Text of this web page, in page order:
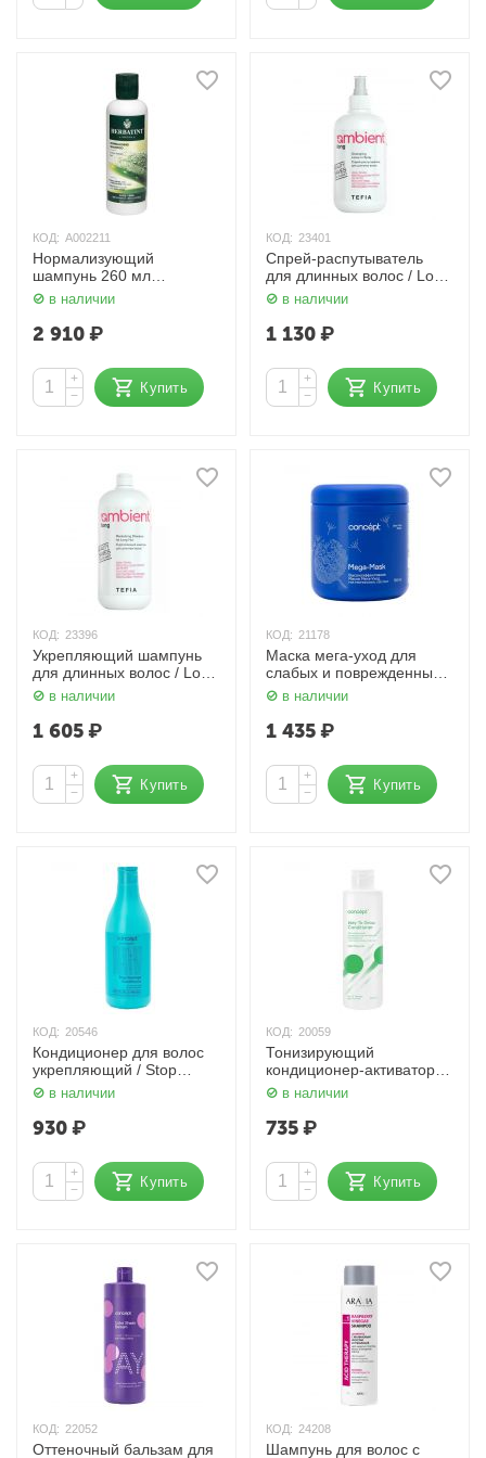
КОД: А002211
Нормализующий
шампунь 260 мл
HERBATINT
в наличии
2 910₽
+
−
Купить
КОД: 23401
Спрей-распутыватель
для длинных волос / Long
Detangling Leave-in Spray,
в наличии
1 130₽
+
−
Купить
КОД: 23396
Укрепляющий шампунь
для длинных волос / Long
Revitalizing Shampoo for
Ambient
в наличии
1 605₽
+
−
Купить
КОД: 21178
Маска мега-уход для
слабых и поврежденных
волос / Mega Mask, 500
в наличии
1 435₽
+
−
Купить
КОД: 20546
Кондиционер для волос
укрепляющий / Stop
Damage Conditioner, 500
в наличии
930₽
+
−
Купить
КОД: 20059
Тонизирующий
кондиционер-активатор
роста / Way To Grow
Concept
в наличии
735₽
+
−
Купить
КОД: 22052
Оттеночный бальзам для
КОД: 24208
Шампунь для волос с